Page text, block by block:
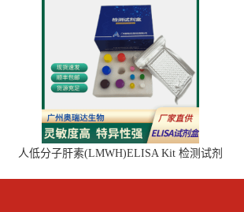
人低分子肝素(LMWH)ELISA Kit 检测试剂